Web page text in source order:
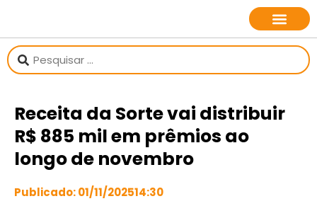
Receita da Sorte vai distribuir
R$ 885 mil em prêmios ao
longo de novembro
Publicado:01/11/202514:30